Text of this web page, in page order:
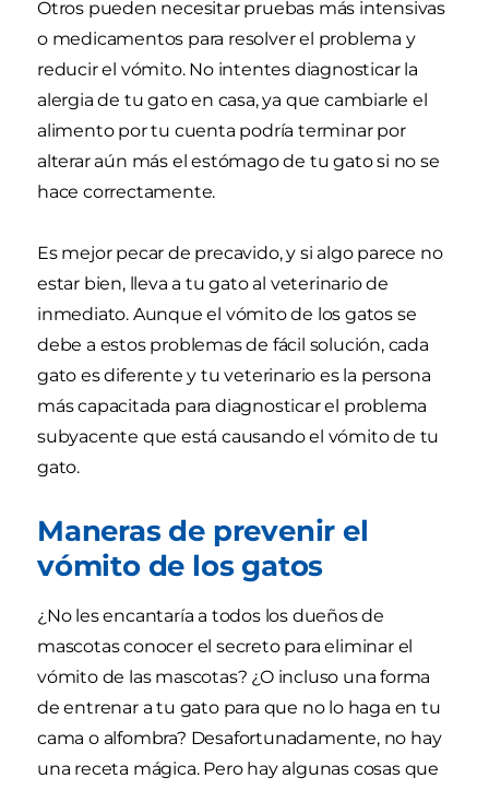
Otros pueden necesitar pruebas más intensivas
o medicamentos para resolver el problema y
reducir el vómito. No intentes diagnosticar la
alergia de tu gato en casa, ya que cambiarle el
alimento por tu cuenta podría terminar por
alterar aún más el estómago de tu gato si no se
hace correctamente.
Es mejor pecar de precavido, y si algo parece no
estar bien, lleva a tu gato al veterinario de
inmediato. Aunque el vómito de los gatos se
debe a estos problemas de fácil solución, cada
gato es diferente y tu veterinario es la persona
más capacitada para diagnosticar el problema
subyacente que está causando el vómito de tu
gato.
Maneras de prevenir el
vómito de los gatos
¿No les encantaría a todos los dueños de
mascotas conocer el secreto para eliminar el
vómito de las mascotas? ¿O incluso una forma
de entrenar a tu gato para que no lo haga en tu
cama o alfombra? Desafortunadamente, no hay
una receta mágica. Pero hay algunas cosas que